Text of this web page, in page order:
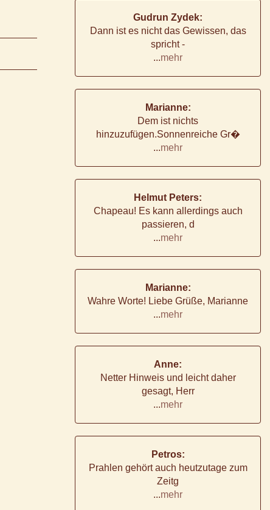
Gudrun Zydek:
Dann ist es nicht das Gewissen, das
spricht -
...mehr
Marianne:
Dem ist nichts
hinzuzufügen.Sonnenreiche Gr�
...mehr
Helmut Peters:
Chapeau! Es kann allerdings auch
passieren, d
...mehr
Marianne:
Wahre Worte! Liebe Grüße, Marianne
...mehr
Anne:
Netter Hinweis und leicht daher
gesagt, Herr
...mehr
Petros:
Prahlen gehört auch heutzutage zum
Zeitg
...mehr